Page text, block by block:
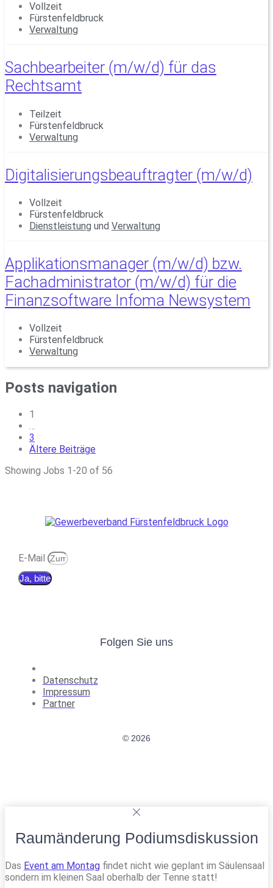
Vollzeit
Fürstenfeldbruck
Verwaltung
Sachbearbeiter (m/w/d) für das
Rechtsamt
Teilzeit
Fürstenfeldbruck
Verwaltung
Digitalisierungsbeauftragter (m/w/d)
Vollzeit
Fürstenfeldbruck
Dienstleistung und Verwaltung
Applikationsmanager (m/w/d) bzw.
Fachadministrator (m/w/d) für die
Finanzsoftware Infoma Newsystem
Vollzeit
Fürstenfeldbruck
Verwaltung
Posts navigation
1
…
3
Ältere Beiträge
Showing Jobs 1-20 of 56
E-Mail
Ja, bitte
Folgen Sie uns
Datenschutz
Impressum
Partner
© 2026
Raumänderung Podiumsdiskussion
Das Event am Montag findet nicht wie geplant im Säulensaal
sondern im kleinen Saal oberhalb der Tenne statt!